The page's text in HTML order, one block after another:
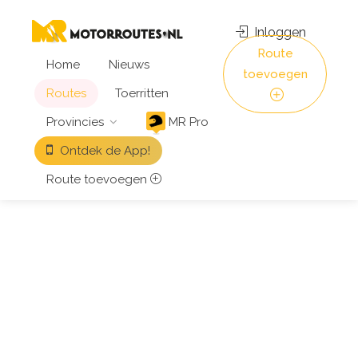
Home
Nieuws
Routes
Toerritten
Provincies
MR Pro
Ontdek de App!
Route toevoegen
Inloggen
Route
toevoegen